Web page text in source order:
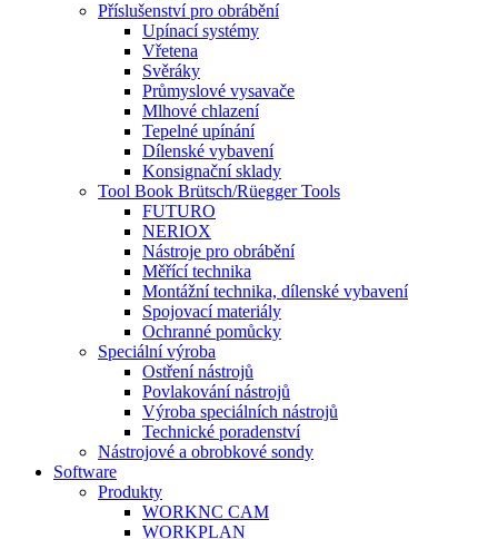
Příslušenství pro obrábění
Upínací systémy
Vřetena
Svěráky
Průmyslové vysavače
Mlhové chlazení
Tepelné upínání
Dílenské vybavení
Konsignační sklady
Tool Book Brütsch/Rüegger Tools
FUTURO
NERIOX
Nástroje pro obrábění
Měřící technika
Montážní technika, dílenské vybavení
Spojovací materiály
Ochranné pomůcky
Speciální výroba
Ostření nástrojů
Povlakování nástrojů
Výroba speciálních nástrojů
Technické poradenství
Nástrojové a obrobkové sondy
Software
Produkty
WORKNC CAM
WORKPLAN